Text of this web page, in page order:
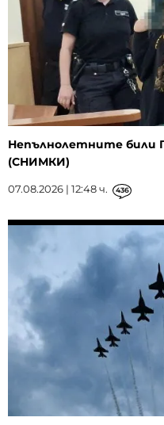
Непълнолетните били
(СНИМКИ)
07.08.2026 | 12:48 ч. 436